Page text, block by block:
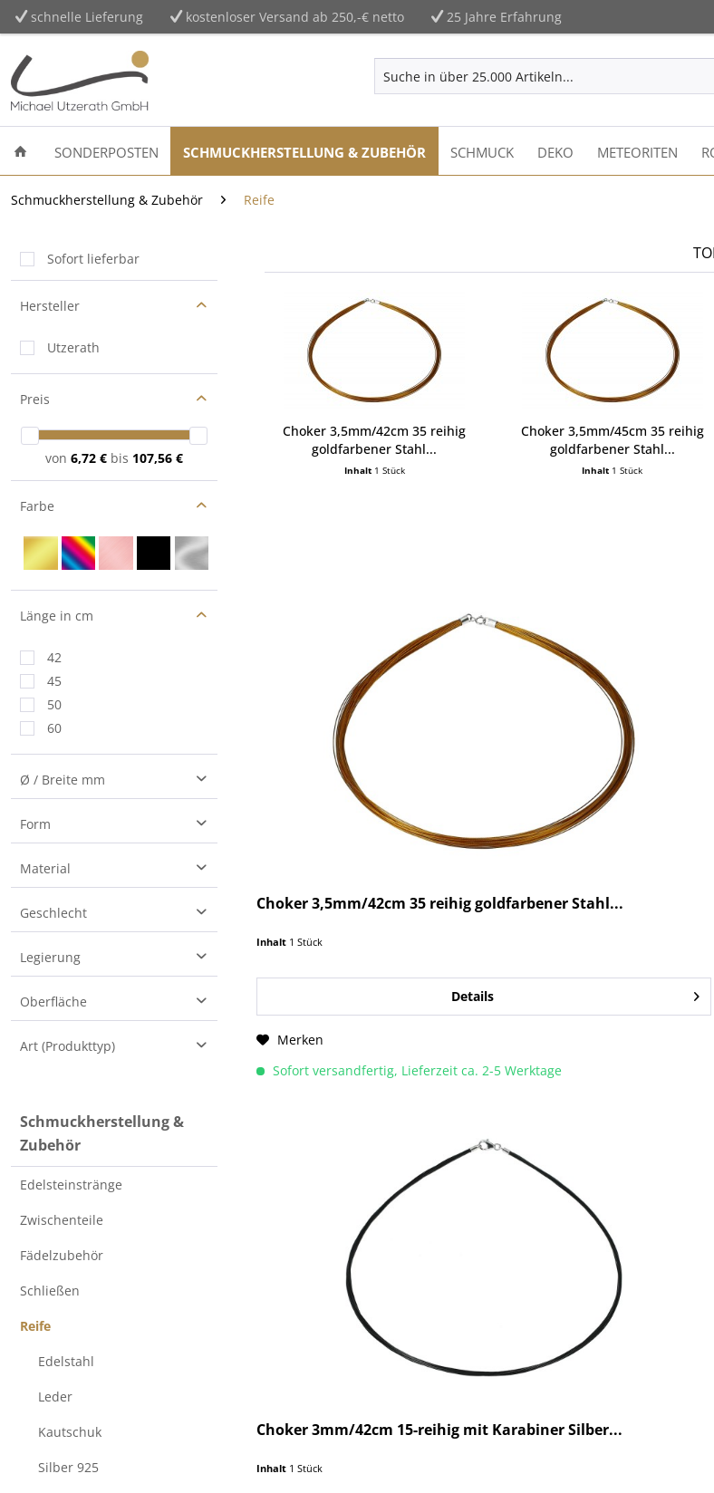
schnelle Lieferung kostenloser Versand ab 250,-€ netto 25 Jahre Erfahrung
SONDERPOSTEN SCHMUCKHERSTELLUNG & ZUBEHÖR SCHMUCK DEKO METEORITEN
Schmuckherstellung & Zubehör Reife
Sofort lieferbar
Hersteller
Utzerath
Preis
von 6,72 € bis 107,56 €
Farbe
Länge in cm
42
45
50
60
Ø / Breite mm
1.6
3
3.5
4
Form
Kugel
Material
Leder
Silber 925
Silber 925 rosé vergoldet
Silber 925 vergoldet
Stahl
Geschlecht
Damen
Herren
unisex
Legierung
925/000
Oberfläche
facettiert
Art (Produkttyp)
Schmuckherstellung &
Zubehör
Edelsteinstränge
Zwischenteile
Fädelzubehör
Schließen
Reife
Edelstahl
Leder
Kautschuk
Silber 925
Choker 3,5mm/42cm 35 reihig
goldfarbener Stahl...
Inhalt 1 Stück
Choker 3,5mm/45cm 35 reihig
goldfarbener Stahl...
Inhalt 1 Stück
Choker 3,5mm/42cm 35 reihig goldfarbener Stahl...
Inhalt 1 Stück
Details
Merken
Sofort versandfertig, Lieferzeit ca. 2-5 Werktage
Choker 3mm/42cm 15-reihig mit Karabiner Silber...
Inhalt 1 Stück